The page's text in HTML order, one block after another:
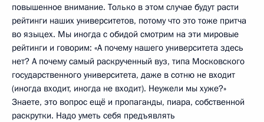
повышенное внимание. Только в этом случае будут расти
рейтинги наших университетов, потому что это тоже притча
во языцех. Мы иногда с обидой смотрим на эти мировые
рейтинги и говорим: «А почему нашего университета здесь
нет? А почему самый раскрученный вуз, типа Московского
государственного университета, даже в сотню не входит
(иногда входит, иногда не входит). Неужели мы хуже?»
Знаете, это вопрос ещё и пропаганды, пиара, собственной
раскрутки. Надо уметь себя предъявлять